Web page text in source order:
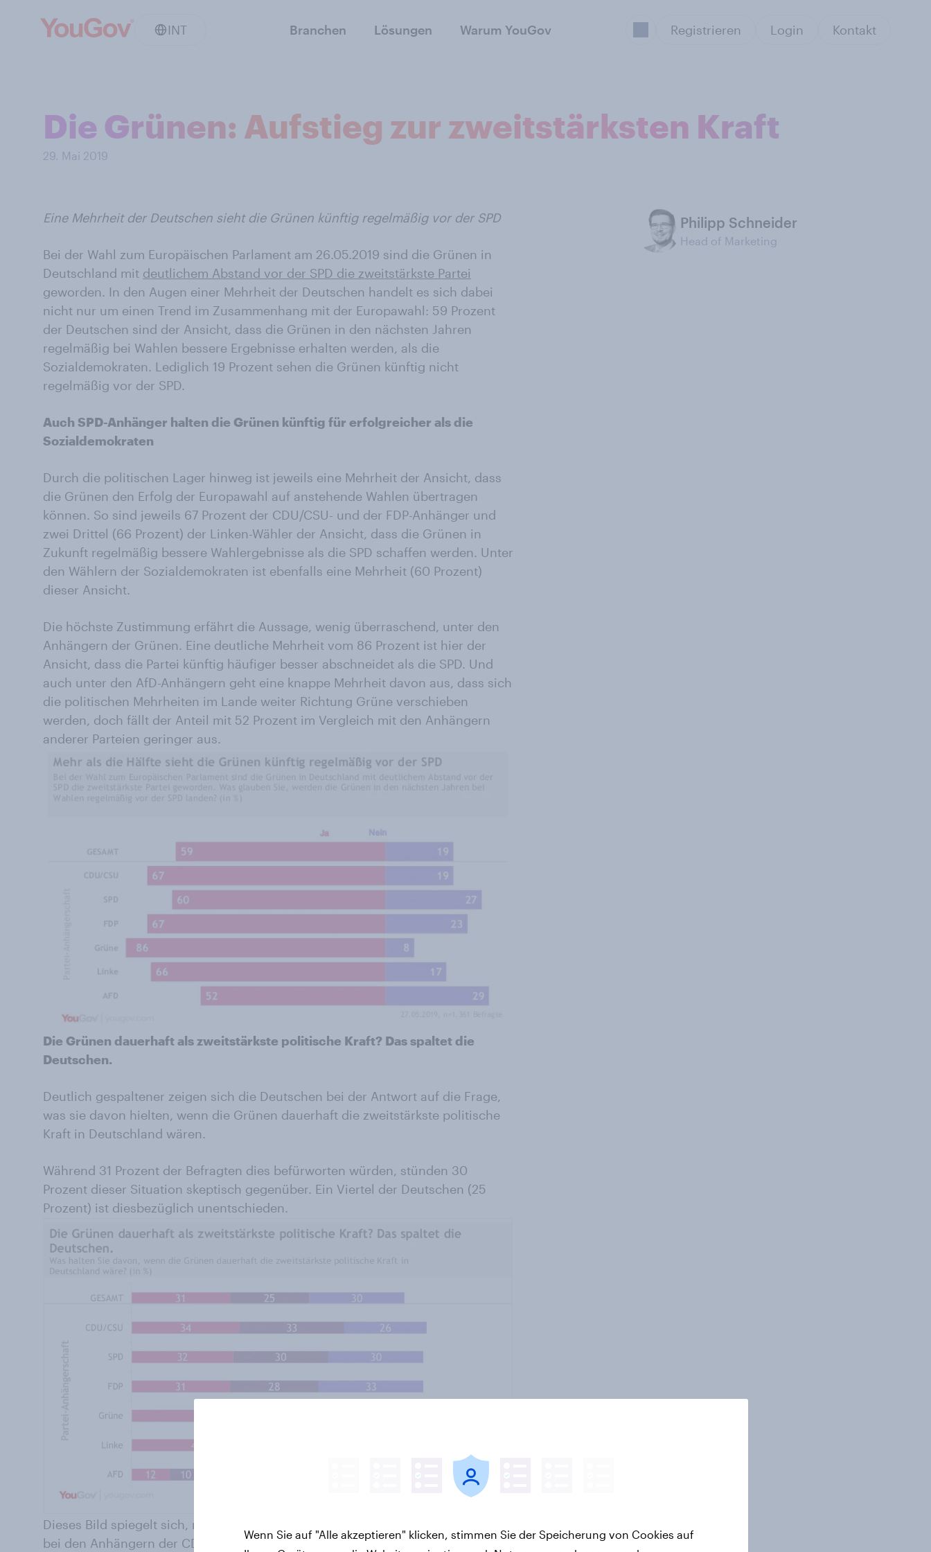
INT Branchen Lösungen Warum YouGov Registrieren Login Kontakt
Die Grünen: Aufstieg zur zweitstärksten Kraft
29. Mai 2019
Eine Mehrheit der Deutschen sieht die Grünen künftig regelmäßig vor der SPD
Bei der Wahl zum Europäischen Parlament am 26.05.2019 sind die Grünen in
Deutschland mit deutlichem Abstand vor der SPD die zweitstärkste Partei
geworden. In den Augen einer Mehrheit der Deutschen handelt es sich dabei
nicht nur um einen Trend im Zusammenhang mit der Europawahl: 59 Prozent
der Deutschen sind der Ansicht, dass die Grünen in den nächsten Jahren
regelmäßig bei Wahlen bessere Ergebnisse erhalten werden, als die
Sozialdemokraten. Lediglich 19 Prozent sehen die Grünen künftig nicht
regelmäßig vor der SPD.
Auch SPD-Anhänger halten die Grünen künftig für erfolgreicher als die
Sozialdemokraten
Durch die politischen Lager hinweg ist jeweils eine Mehrheit der Ansicht, dass
die Grünen den Erfolg der Europawahl auf anstehende Wahlen übertragen
können. So sind jeweils 67 Prozent der CDU/CSU- und der FDP-Anhänger und
zwei Drittel (66 Prozent) der Linken-Wähler der Ansicht, dass die Grünen in
Zukunft regelmäßig bessere Wahlergebnisse als die SPD schaffen werden. Unter
den Wählern der Sozialdemokraten ist ebenfalls eine Mehrheit (60 Prozent)
dieser Ansicht.
Die höchste Zustimmung erfährt die Aussage, wenig überraschend, unter den
Anhängern der Grünen. Eine deutliche Mehrheit vom 86 Prozent ist hier der
Ansicht, dass die Partei künftig häufiger besser abschneidet als die SPD. Und
auch unter den AfD-Anhängern geht eine knappe Mehrheit davon aus, dass sich
die politischen Mehrheiten im Lande weiter Richtung Grüne verschieben
werden, doch fällt der Anteil mit 52 Prozent im Vergleich mit den Anhängern
anderer Parteien geringer aus.
Die Grünen dauerhaft als zweitstärkste politische Kraft? Das spaltet die
Deutschen.
Deutlich gespaltener zeigen sich die Deutschen bei der Antwort auf die Frage,
was sie davon hielten, wenn die Grünen dauerhaft die zweitstärkste politische
Kraft in Deutschland wären.
Während 31 Prozent der Befragten dies befürworten würden, stünden 30
Prozent dieser Situation skeptisch gegenüber. Ein Viertel der Deutschen (25
Prozent) ist diesbezüglich unentschieden.
Dieses Bild spiegelt sich, mit leicht variierenden Anteilen, auch weitestgehend
bei den Anhängern der CDU/CSU, SPD und der FDP wider. Die größte
Philipp Schneider
Head of Marketing
Wenn Sie auf "Alle akzeptieren" klicken, stimmen Sie der Speicherung von Cookies auf